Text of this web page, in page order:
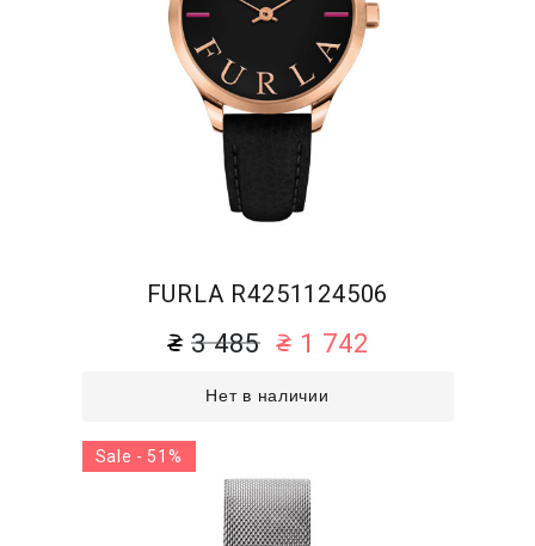
FURLA R4251124506
3 485 1 742
Нет в наличии
Sale - 51%